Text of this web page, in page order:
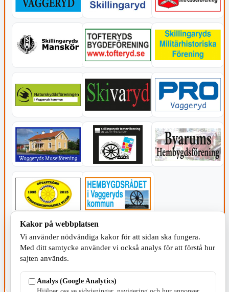
KOMMUNEN
Kakor på webbplatsen
Vi använder nödvändiga kakor för att sidan ska fungera.
Med ditt samtycke använder vi också analys för att förstå hur
sajten används.
Analys (Google Analytics)